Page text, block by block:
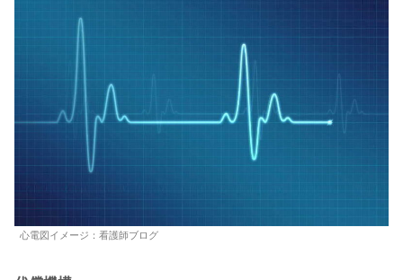
心電図イメージ：看護師ブログ